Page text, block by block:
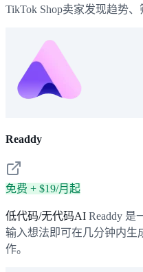
TikTok Shop卖家发现趋势
Readdy
免费 + $19/月起
低代码/无代码AI Readdy 是
输入想法即可在几分钟内生
作。